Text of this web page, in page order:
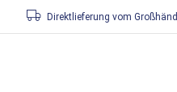
Direktlieferung vom